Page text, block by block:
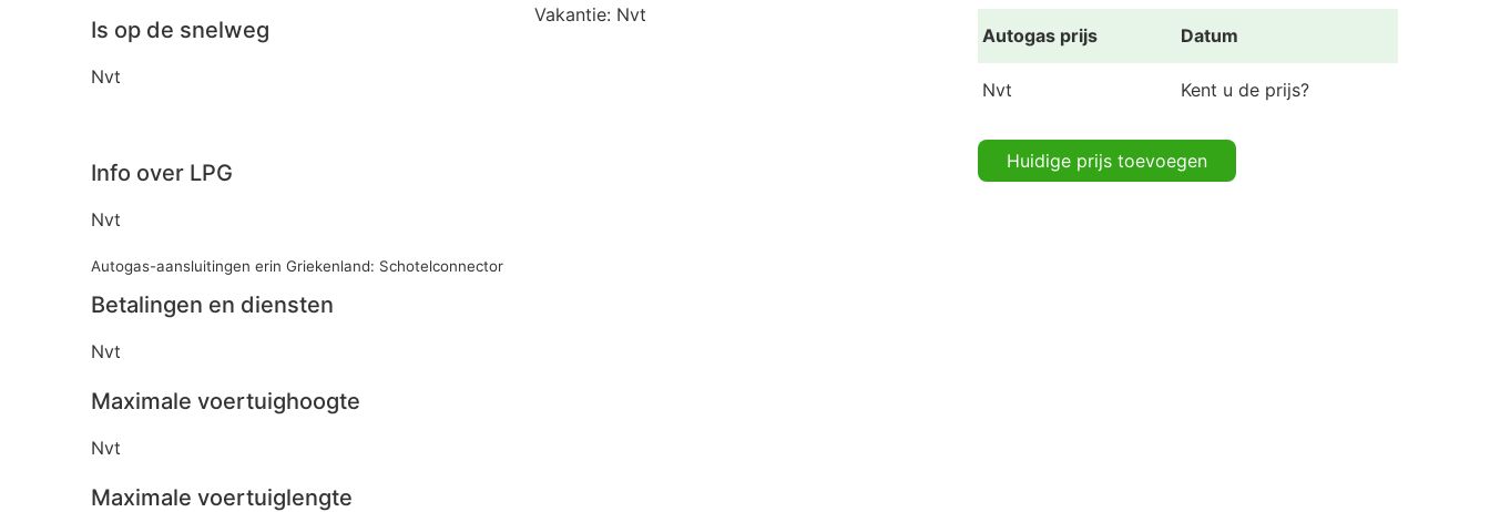
Is op de snelweg
Nvt
Vakantie: Nvt
Info over LPG
Nvt
Autogas-aansluitingen erin Griekenland: Schotelconnector
Betalingen en diensten
Nvt
Maximale voertuighoogte
Nvt
Maximale voertuiglengte
Autogas prijs Datum
Nvt Kent u de prijs?
Huidige prijs toevoegen